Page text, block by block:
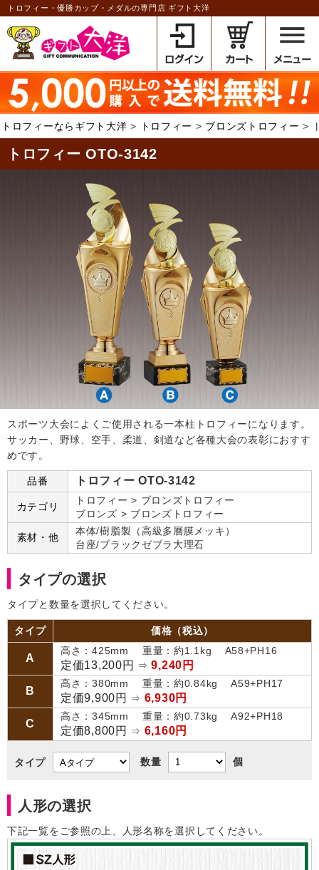
トロフィー・優勝カップ・メダルの専門店 ギフト大洋
トロフィーならギフト大洋 トロフィー ブロンズトロフィー
トロフィー OTO-3142
スポーツ大会によくご使用される一本柱トロフィーになります。
サッカー、野球、空手、柔道、剣道など各種大会の表彰におすす
めです。
品番 トロフィー OTO-3142
カテゴリ
トロフィー > ブロンズトロフィー
ブロンズ > ブロンズトロフィー
素材・他
本体/樹脂製（高級多層膜メッキ）
台座/ブラックゼブラ大理石
タイプの選択
タイプと数量を選択してください。
タイプ 価格（税込）
A
高さ：425mm 重量：約1.1kg A58+PH16
定価13,200円 ⇒9,240円
B
高さ：380mm 重量：約0.84kg A59+PH17
定価9,900円 ⇒ 6,930円
C
高さ：345mm 重量：約0.73kg A92+PH18
定価8,800円 ⇒ 6,160円
タイプ 数量 個
人形の選択
下記一覧をご参照の上、人形名称を選択してください。